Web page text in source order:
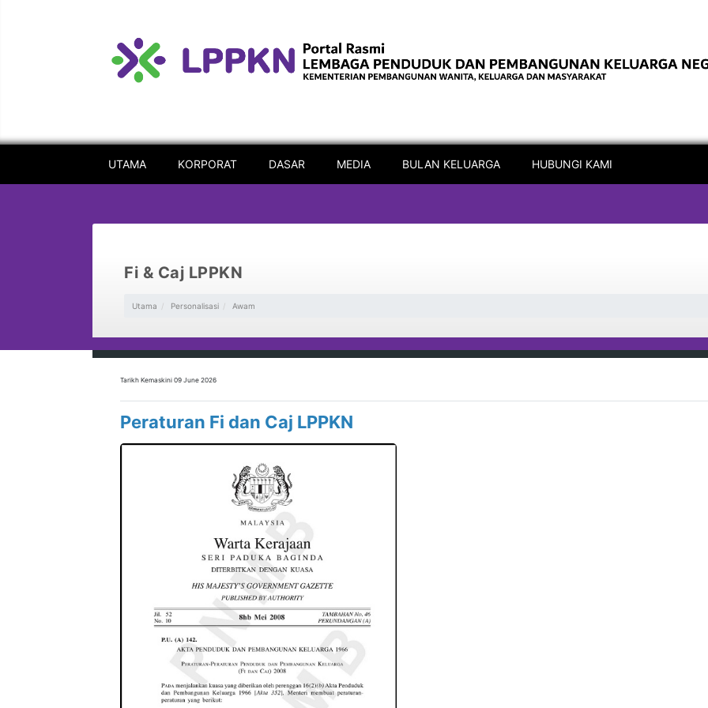
UTAMA KORPORAT DASAR MEDIA BULAN KELUARGA HUBUNGI KAMI
Fi & Caj LPPKN
Utama Personalisasi Awam
Tarikh Kemaskini 09 June 2026
Peraturan Fi dan Caj LPPKN